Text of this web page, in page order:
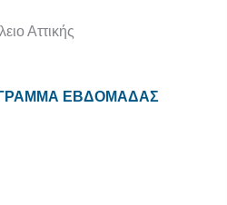
Αττικής
ΕΒΔΟΜΑΔΑΣ